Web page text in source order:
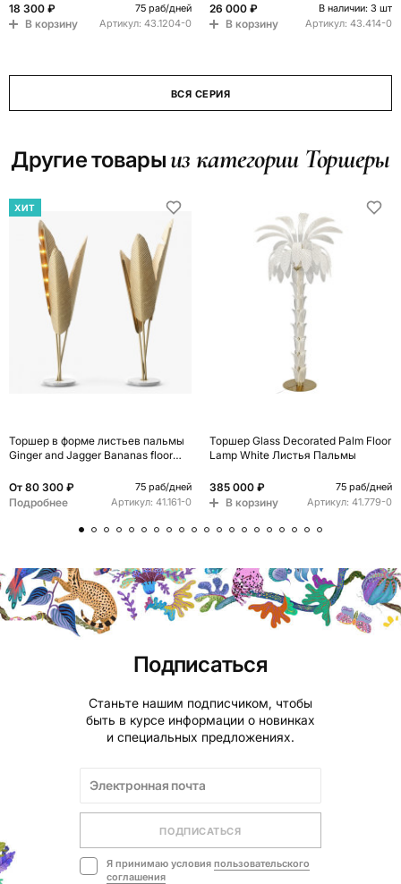
Group
18 300 ₽ 75 раб/дней
В корзину Артикул: 43.1204-0
26 000 ₽
В наличии: 3 шт
В корзину Артикул: 43.414-0
ВСЯ СЕРИЯ
Другие товары из категории Торшеры
ХИТ
Торшер в форме листьев пальмы
Ginger and Jagger Bananas floor
От 80 300 ₽ 75 раб/дней
Подробнее Артикул: 41.161-0
Торшер Glass Decorated Palm Floor
Lamp White Листья Пальмы
385 000 ₽ 75 раб/дней
В корзину Артикул: 41.779-0
Подписаться
Станьте нашим подписчиком, чтобы
быть в курсе информации о новинках
и специальных предложениях.
ПОДПИСАТЬСЯ
Я принимаю условия пользовательского
соглашения